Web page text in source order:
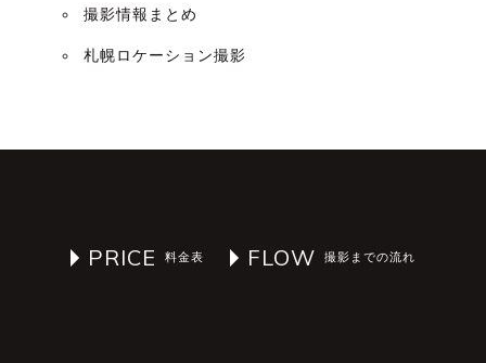
撮影情報まとめ
札幌ロケーション撮影
PRICE FLOW